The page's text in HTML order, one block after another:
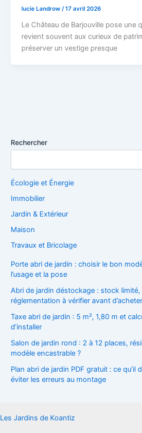
lucie Landrow/17 avril 2026
Le Château de Barjouville pose une
revient souvent aux curieux de
préserver un vestige presque
Rechercher
Écologie et Énergie
Immobilier
Jardin & Extérieur
Maison
Travaux et Bricolage
Porte abri de jardin : choisir le bon
l’usage et la pose
Abri de jardin déstockage : stock
réglementation à vérifier avant d’acheter
Taxe abri de jardin : 5 m², 1,80 m et
d’installer
Salon de jardin rond : 2 à 12 places,
modèle encastrable ?
Plan abri de jardin PDF gratuit : ce qu’il
éviter les erreurs au montage
Les Jardins de Koantiz